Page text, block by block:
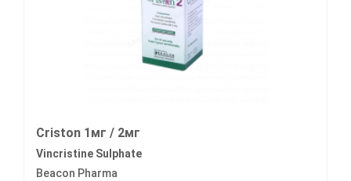
Criston 1мг / 2мг
Vincristine Sulphate
Beacon Pharma